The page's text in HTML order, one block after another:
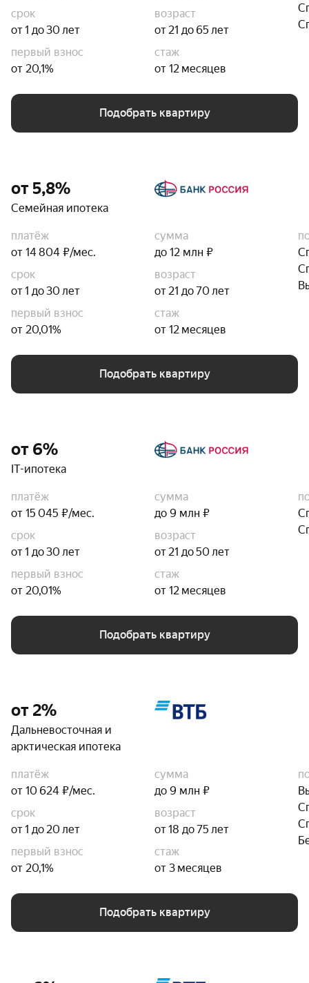
срок
от 1 до 30 лет
возраст
от 21 до 65 лет
первый взнос
от 20,1%
стаж
от 12 месяцев
Подобрать квартиру
от 5,8%
Семейная ипотека
платёж
от 14 804 ₽/мес.
сумма
до 12 млн ₽
срок
от 1 до 30 лет
возраст
от 21 до 70 лет
первый взнос
от 20,01%
стаж
от 12 месяцев
Подобрать квартиру
от 6%
IT-ипотека
платёж
от 15 045 ₽/мес.
сумма
до 9 млн ₽
срок
от 1 до 30 лет
возраст
от 21 до 50 лет
первый взнос
от 20,01%
стаж
от 12 месяцев
Подобрать квартиру
от 2%
Дальневосточная и
арктическая ипотека
платёж
от 10 624 ₽/мес.
сумма
до 9 млн ₽
срок
от 1 до 20 лет
возраст
от 18 до 75 лет
первый взнос
от 20,1%
стаж
от 3 месяцев
Подобрать квартиру